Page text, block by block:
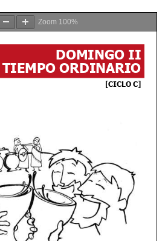
Zoom 100%